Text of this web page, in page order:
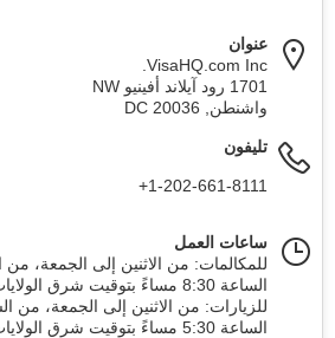
عنوان
VisaHQ.com Inc.
1701 رود آيلاند أفينيو NW
واشنطن
DC 20036
تليفون
+1-202-661-8111
ساعات العمل
الساعة 8:30 مساءً بتوقيت شرق الولايات المتحدة.
الساعة 5:30 مساءً بتوقيت شرق الولايات المتحدة.